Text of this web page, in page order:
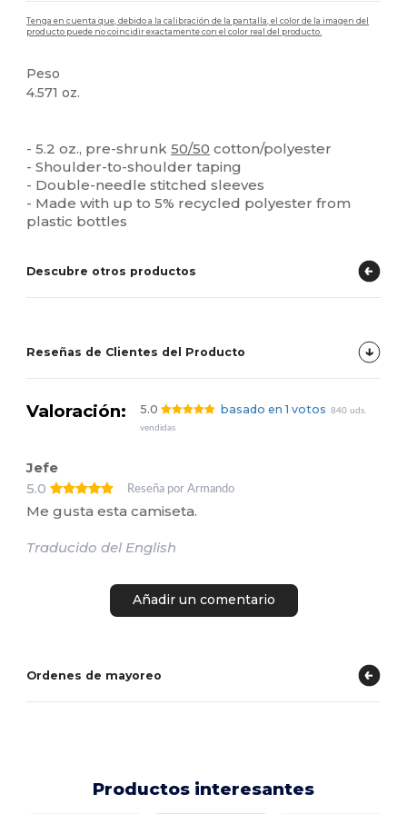
Tenga en cuenta que, debido a la calibración de la pantalla, el color de la imagen del
producto puede no coincidir exactamente con el color real del producto.
Peso
4.571 oz.
- 5.2 oz., pre-shrunk50/50 cotton/polyester
- Shoulder-to-shoulder taping
- Double-needle stitched sleeves
- Made with up to 5% recycled polyester from
plastic bottles
Descubre otros productos
Reseñas de Clientes del Producto
Valoración: 5.0 basado en 1 votos
840 uds.
vendidas
Jefe
5.0
Reseña por Armando
Me gusta esta camiseta.
Traducido del English
Añadir un comentario
Ordenes de mayoreo
Productos interesantes